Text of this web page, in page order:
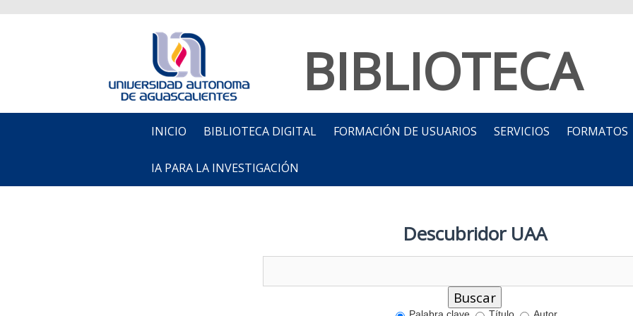
BIBLIOTECA
INICIO BIBLIOTECA DIGITAL FORMACIÓN DE USUARIOS SERVICIOS FORMATOS
IA PARA LA INVESTIGACIÓN
Descubridor UAA